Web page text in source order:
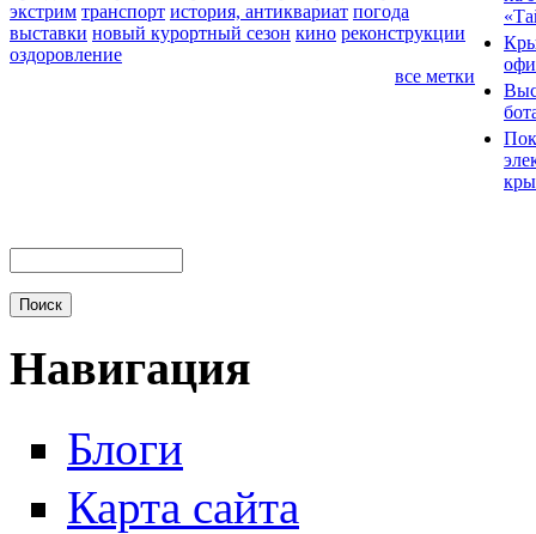
экстрим транспорт история, антиквариат погода
выставки новый курортный сезон кино реконструкции
оздоровление
все метки
Навигация
Блоги
Карта сайта